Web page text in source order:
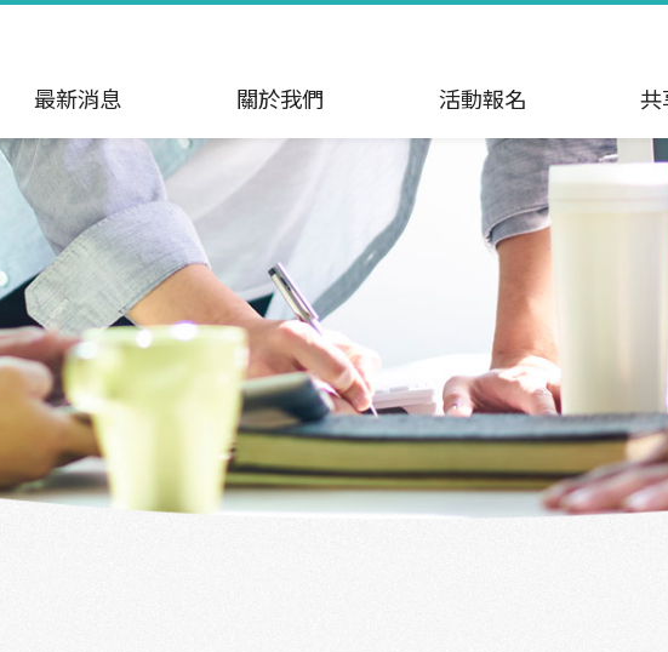
最新消息 關於我們 活動報名 共